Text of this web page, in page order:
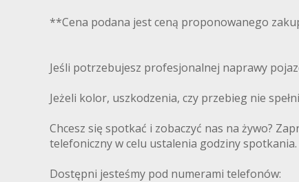
**Cena podana jest ceną proponowanego
Jeśli potrzebujesz profesjonalnej naprawy
Jeżeli kolor, uszkodzenia, czy przebieg nie
Chcesz się spotkać i zobaczyć nas na żywo?
telefoniczny w celu ustalenia godziny spotkania.
Dostępni jesteśmy pod numerami telefonów: